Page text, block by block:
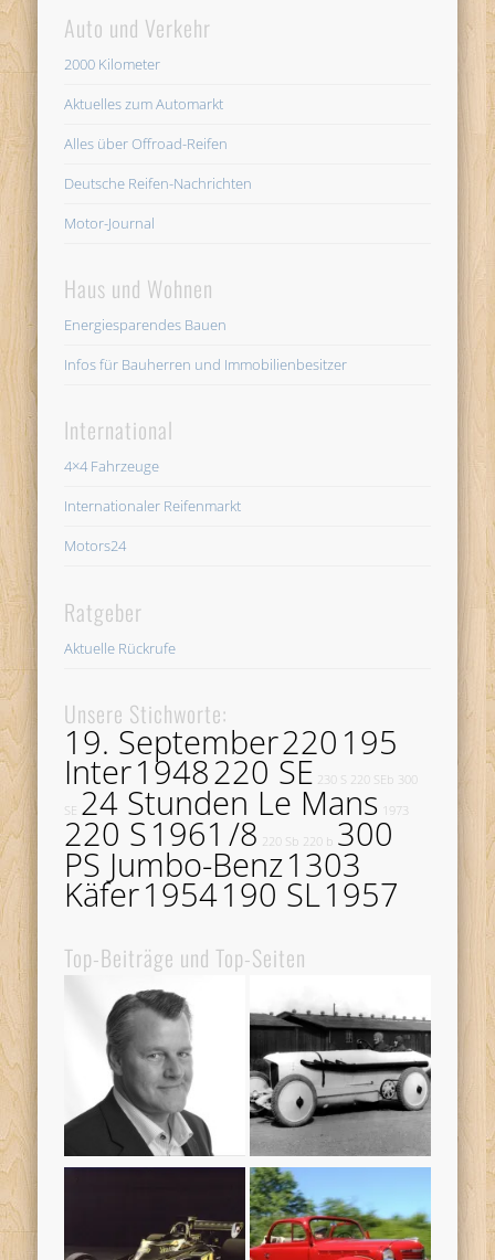
Auto und Verkehr
2000 Kilometer
Aktuelles zum Automarkt
Alles über Offroad-Reifen
Deutsche Reifen-Nachrichten
Motor-Journal
Haus und Wohnen
Energiesparendes Bauen
Infos für Bauherren und Immobilienbesitzer
International
4×4 Fahrzeuge
Internationaler Reifenmarkt
Motors24
Ratgeber
Aktuelle Rückrufe
Unsere Stichworte:
19. September220 195
Inter1948220 SE 230 S 220 SEb 300
SE 24 Stunden Le Mans 1973
220 S1961 /8 220 Sb 220 b 300
PS Jumbo-Benz1303
Käfer1954190 SL1957
Top-Beiträge und Top-Seiten